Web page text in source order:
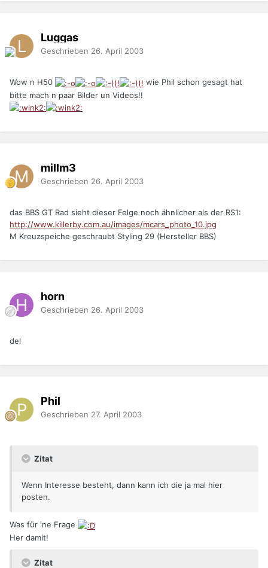
Luggas
Geschrieben 26. April 2003
Wow n H50
wie Phil schon gesagt hat
bitte mach n paar Bilder un Videos!!
millm3
Geschrieben 26. April 2003
das BBS GT Rad sieht dieser Felge noch ähnlicher als der RS1:
http://www.killerby.com.au/images/mcars_photo_10.jpg
M Kreuzspeiche geschraubt Styling 29 (Hersteller BBS)
horn
Geschrieben 26. April 2003
del
Phil
Geschrieben 27. April 2003
Zitat
Wenn Interesse besteht, dann kann ich die ja mal hier
posten.
Was für 'ne Frage
Her damit!
Zitat